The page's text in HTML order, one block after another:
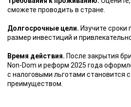
сможете проводить в стране.
Долгосрочные цели. Изучите сроки
размер инвестиций и
Время действия. После закрытия
Non-Dom и реформ 2025 года
с налоговыми льготами становится
преимуществом.